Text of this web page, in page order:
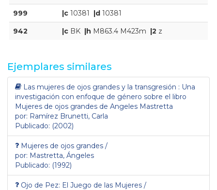
999 |c 10381 |d 10381
942 |c BK |h M863.4 M423m |2 z
Ejemplares similares
Las mujeres de ojos grandes y la transgresión : Una
investigación con enfoque de género sobre el libro
Mujeres de ojos grandes de Angeles Mastretta
por: Ramírez Brunetti, Carla
Publicado: (2002)
Mujeres de ojos grandes /
por: Mastretta, Ángeles
Publicado: (1992)
Ojo de Pez: El Juego de las Mujeres /